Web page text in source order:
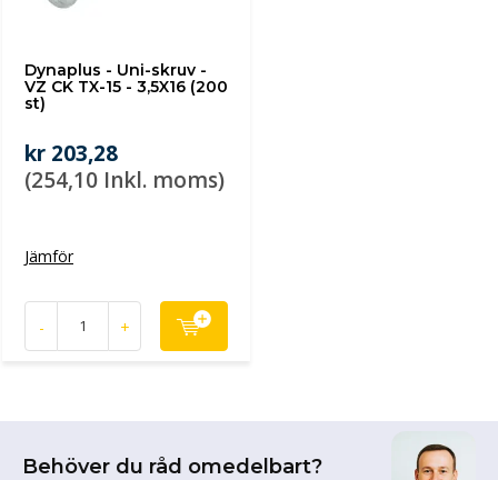
Dynaplus - Uni-skruv -
VZ CK TX-15 - 3,5X16 (200
st)
kr 203,28
(254,10 Inkl. moms)
Jämför
- +
Behöver du råd omedelbart?